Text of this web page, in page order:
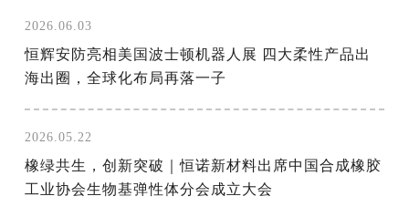
2026.06.03
恒辉安防亮相美国波士顿机器人展 四大柔性产品出
海出圈，全球化布局再落一子
2026.05.22
橡绿共生，创新突破｜恒诺新材料出席中国合成橡胶
工业协会生物基弹性体分会成立大会